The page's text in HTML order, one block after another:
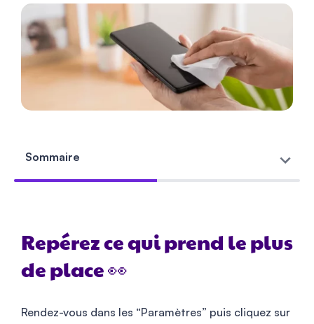
Sommaire
Repérez ce qui prend le plus
de place 👀
Rendez-vous dans les “Paramètres” puis cliquez sur